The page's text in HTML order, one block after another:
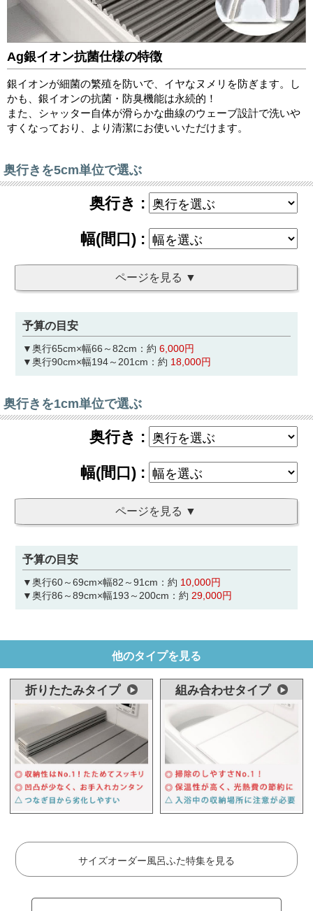
Ag銀イオン抗菌仕様の特徴
銀イオンが細菌の繁殖を防いで、イヤなヌメリを防ぎます。し
かも、銀イオンの抗菌・防臭機能は永続的！
また、シャッター自体が滑らかな曲線のウェーブ設計で洗いや
すくなっており、より清潔にお使いいただけます。
奥行きを5cm単位で選ぶ
予算の目安
▼奥行65cm×幅66～82cm：約6,000円
▼奥行90cm×幅194～201cm：約 18,000円
奥行きを1cm単位で選ぶ
予算の目安
▼奥行60～69cm×幅82～91cm：約 10,000円
▼奥行86～89cm×幅193～200cm：約29,000円
他のタイプを見る
折りたたみタイプ 組み合わせタイプ
サイズオーダー風呂ふた特集を見る